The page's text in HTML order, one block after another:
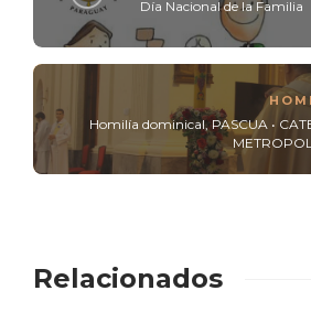
Día Nacional de la Familia
Homilía dominical, PASCUA •
Relacionados